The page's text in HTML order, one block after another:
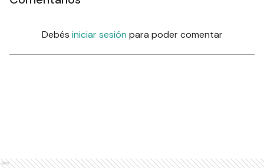
Debés iniciar sesión para poder comentar
Ads